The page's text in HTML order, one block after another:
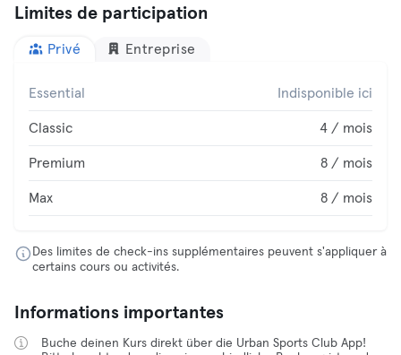
Limites de participation
Privé Entreprise
Essential Indisponible ici
Classic 4 / mois
Premium 8 / mois
Max 8 / mois
Des limites de check-ins supplémentaires peuvent s'appliquer à
certains cours ou activités.
Informations importantes
Buche deinen Kurs direkt über die Urban Sports Club App!